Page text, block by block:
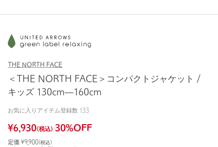
THE NORTH FACE
＜THE NORTH FACE＞コンパクトジャケット /
キッズ 130cm―160cm
お気に入りアイテム登録数 133
¥6,930(税込) 30%OFF
定価 ¥9,900(税込)